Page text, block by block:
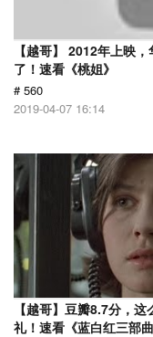
【越哥】 2012年上映
了！速看《桃姐》
# 560
2019-04-07 16:14
【越哥】豆瓣8.7分，
礼！速看《蓝白红三部曲